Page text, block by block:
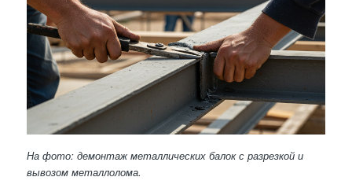
На фото: демонтаж металлических балок с разрезкой и
вывозом металлолома.